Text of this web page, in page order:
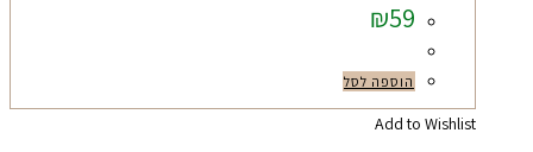
₪59
הוספה לסל
Add to Wishlist